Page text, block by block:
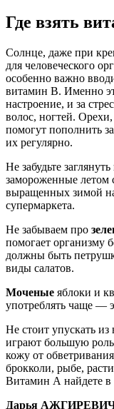
Где взять
Солнце, даже при
для человеческого
особенно важно
витамин В. Именно
настроение, и за
волос, ногтей.
помогут пополнить
их регулярно.
Не забудьте
замороженные летом
выращенных зимой
супермаркета.
Не забываем про
помогает организму
должны быть
виды салатов.
Моченые яблоки и
употреблять чаще —
Не стоит упускать из
играют большую
кожу от
брокколи, рыбе,
Витамин А найдете в
Дарья АЖГИРЕВИЧ,